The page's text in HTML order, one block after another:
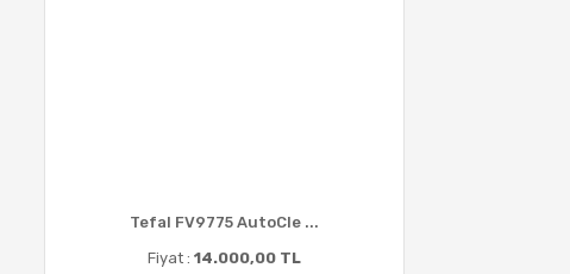
Tefal FV9775 AutoCle ...
Fiyat : 14.000,00 TL